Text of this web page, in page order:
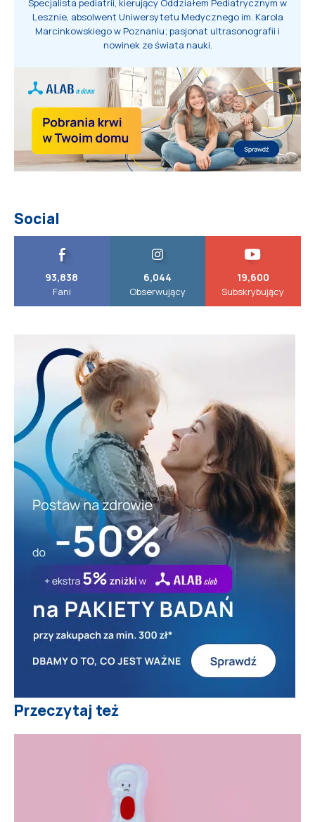
Lesznie, absolwent Uniwersytetu Medycznego im. Karola
Marcinkowskiego w Poznaniu; pasjonat ultrasonografii i
nowinek ze świata nauki.
Social
93,838
Fani
6,044
Obserwujący
19,600
Subskrybujący
Przeczytaj też